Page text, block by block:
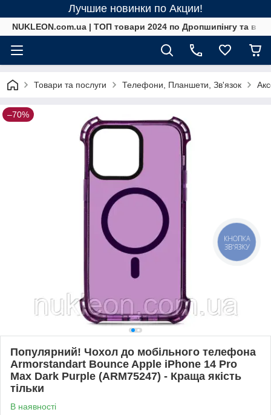
Лучшие новинки по Акции!
NUKLEON.com.ua | ТОП товари 2024 по Дропшипінгу та в
Товари та послуги Телефони, Планшети, Зв'язок
–70%
Популярний! Чохол до мобільного телефона
Armorstandart Bounce Apple iPhone 14 Pro
Max Dark Purple (ARM75247) - Краща якість
тільки
В наявності
КНОПКА
ЗВ'ЯЗКУ